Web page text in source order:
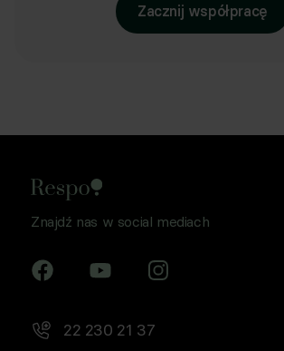
Zacznij współpracę
Znajdź nas w social mediach
22 230 21 37